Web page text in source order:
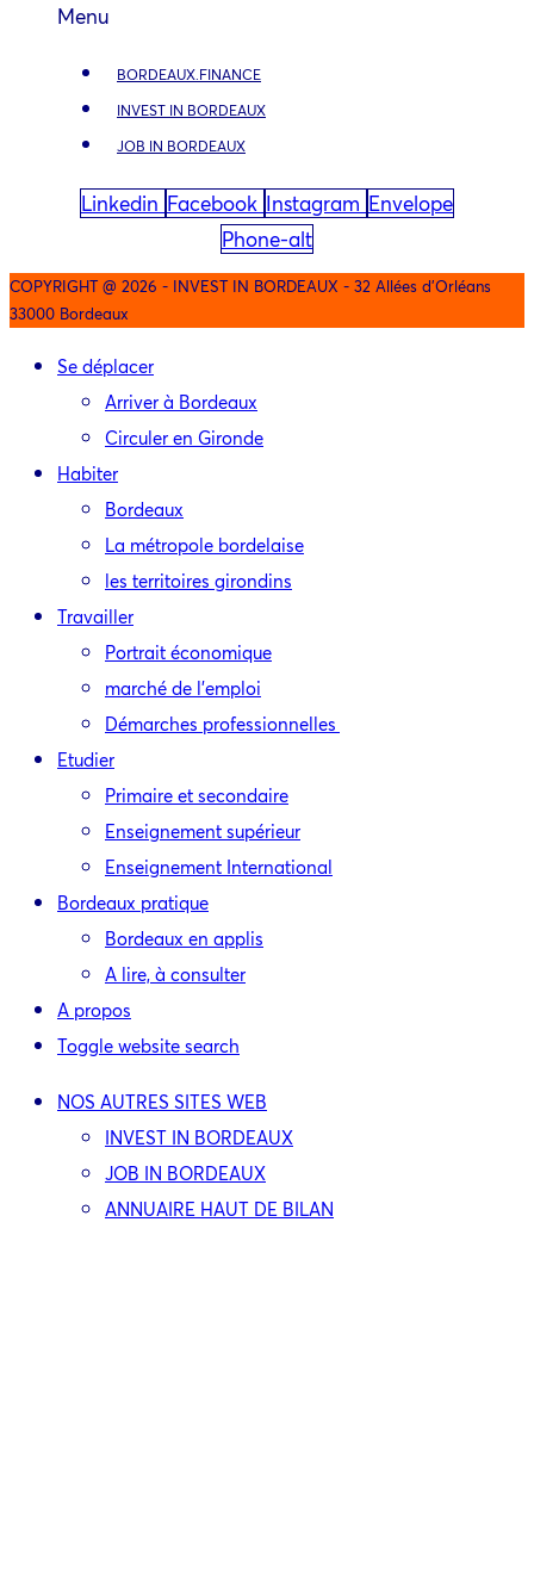
Menu
BORDEAUX.FINANCE
INVEST IN BORDEAUX
JOB IN BORDEAUX
Linkedin Facebook Instagram Envelope
Phone-alt
COPYRIGHT @ 2026 - INVEST IN BORDEAUX - 32 Allées d'Orléans
33000 Bordeaux
Se déplacer
Arriver à Bordeaux
Circuler en Gironde
Habiter
Bordeaux
La métropole bordelaise
les territoires girondins
Travailler
Portrait économique
marché de l’emploi
Démarches professionnelles
Etudier
Primaire et secondaire
Enseignement supérieur
Enseignement International
Bordeaux pratique
Bordeaux en applis
A lire, à consulter
A propos
Toggle website search
NOS AUTRES SITES WEB
INVEST IN BORDEAUX
JOB IN BORDEAUX
ANNUAIRE HAUT DE BILAN